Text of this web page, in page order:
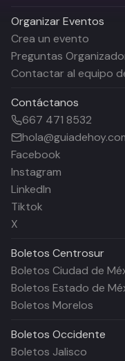
Organizar Eventos
Crea un evento
Preguntas
Contactar al equipo
Contáctanos
667 471 8532
Facebook
Instagram
LinkedIn
Tiktok
X
Boletos Centrosur
Boletos Ciudad de
Boletos Estado de
Boletos Morelos
Boletos Occidente
Boletos Jalisco